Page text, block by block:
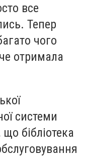
все
Тепер
чого
отримала
системи
бібліотека